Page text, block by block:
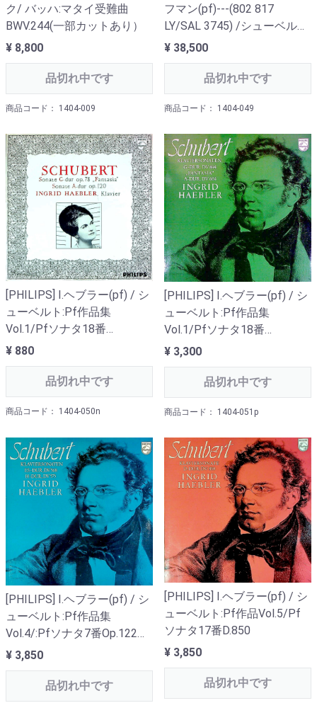
ク/ バッハ:マタイ受難曲
BWV.244(一部カットあり）
¥ 8,800
品切れ中です
商品コード： 1404-009
フマン(pf)---(802 817
LY/SAL 3745) /シューベル
ト:Pf作品集(ソナタ全21曲中
の12曲+α)
¥ 38,500
品切れ中です
商品コード： 1404-049
[PHILIPS] I.ヘブラー(pf) / シ
ューベルト:Pf作品集
Vol.1/Pfソナタ18番
D.894「幻想」, Pfソナタ13
¥ 880
品切れ中です
商品コード： 1404-050n
[PHILIPS] I.ヘブラー(pf) / シ
ューベルト:Pf作品集
Vol.1/Pfソナタ18番
D.894「幻想」, Pfソナタ13
番D.664
¥ 3,300
品切れ中です
商品コード： 1404-051p
[PHILIPS] I.ヘブラー(pf) / シ
ューベルト:Pf作品集
Vol.4/:Pfソナタ7番Op.122
D.568, Pfソナタ9番Op.147
D.575
¥ 3,850
品切れ中です
[PHILIPS] I.ヘブラー(pf) / シ
ューベルト:Pf作品Vol.5/Pf
ソナタ17番D.850
¥ 3,850
品切れ中です